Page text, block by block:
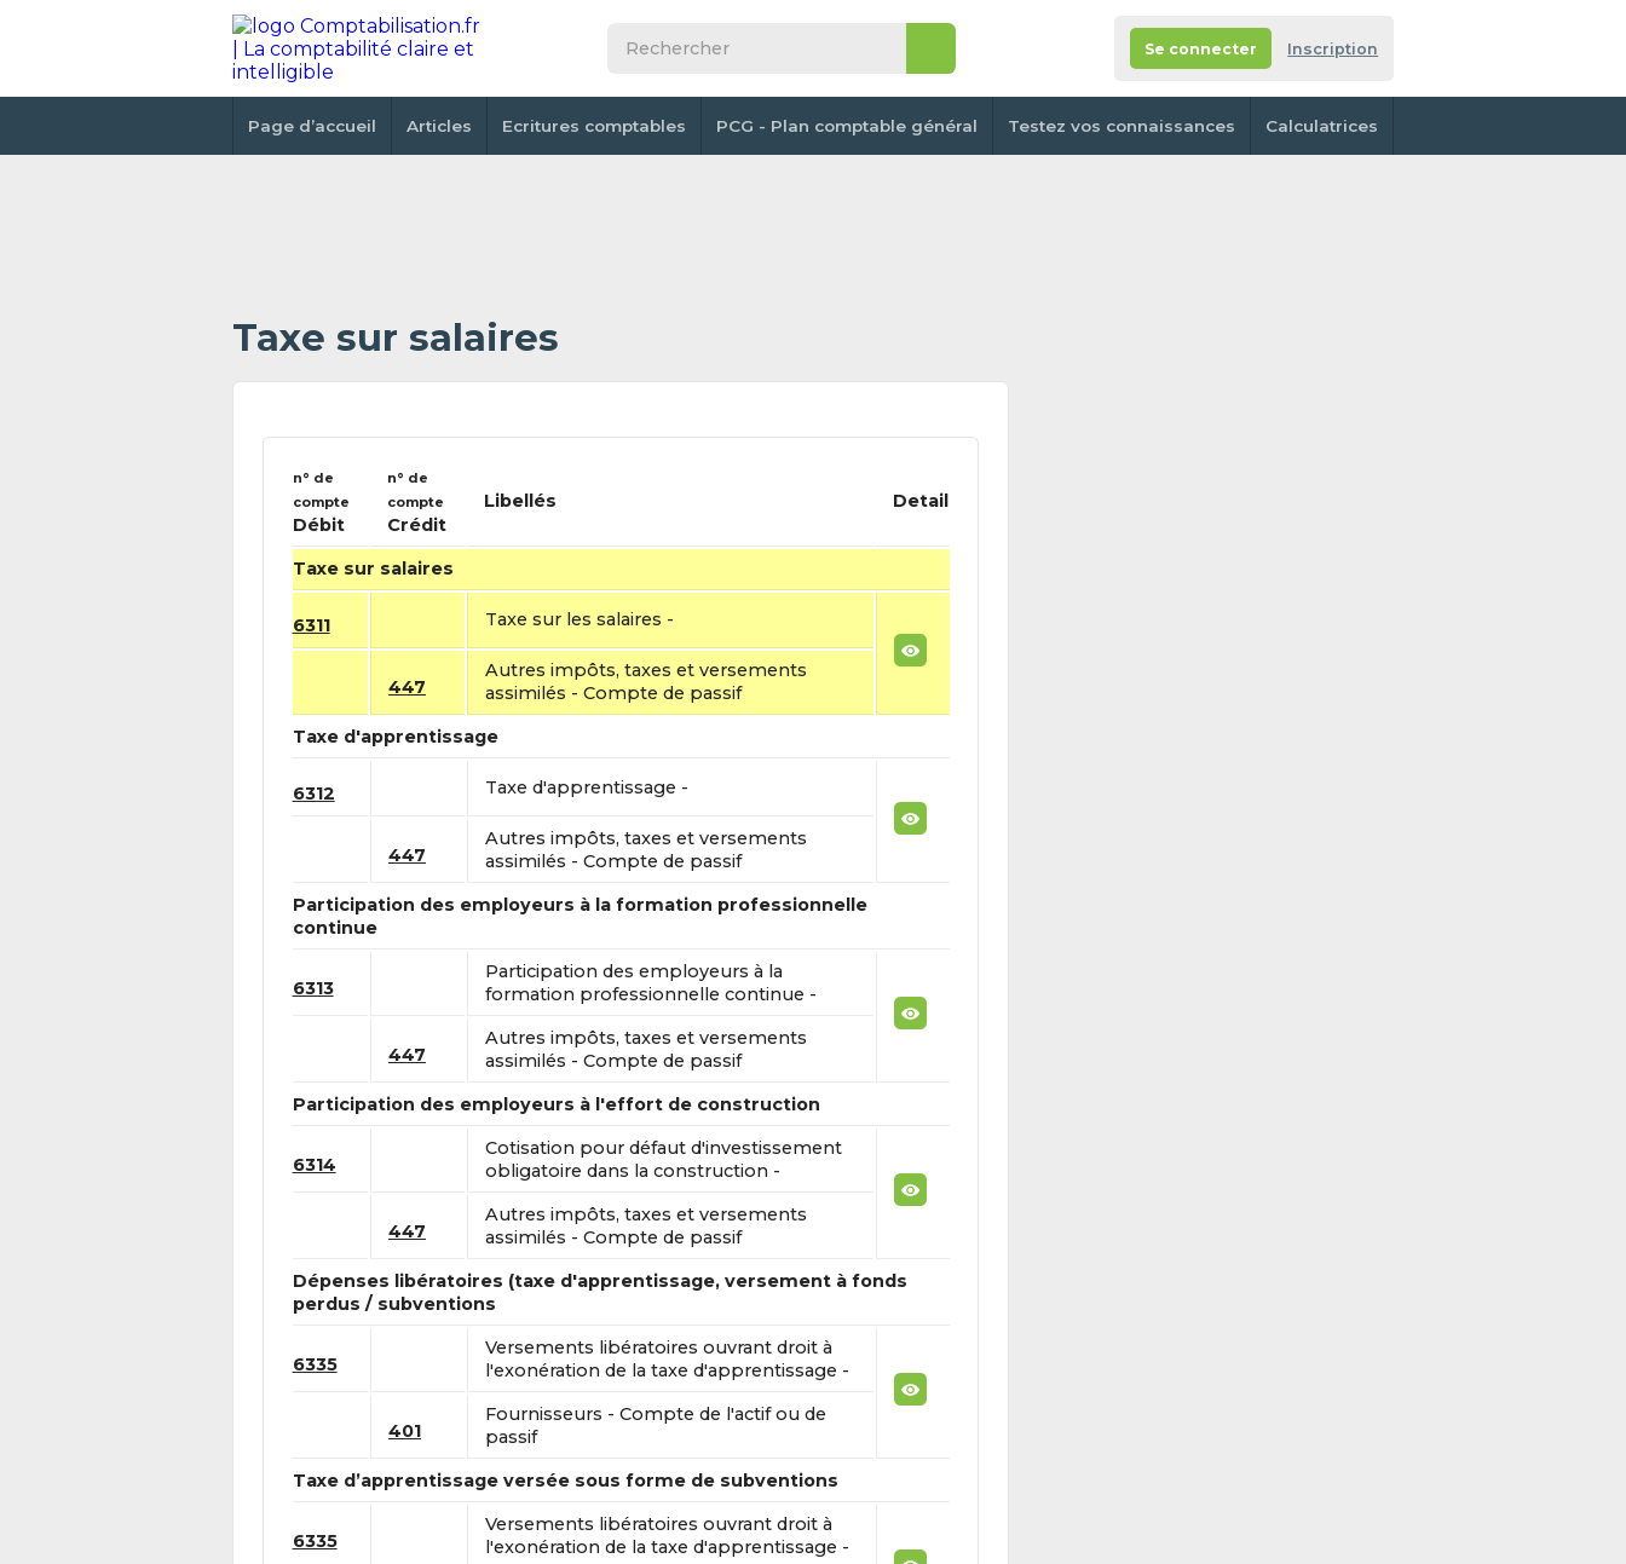
Se connecter Inscription
Page d’accueil Articles Ecritures comptables PCG - Plan comptable général Testez vos connaissances Calculatrices
Taxe sur salaires
n° de
compte
Débit
n° de
compte
Crédit
Libellés Detail
Taxe sur salaires
6311 Taxe sur les salaires -
447
Autres impôts, taxes et versements
assimilés - Compte de passif
Taxe d'apprentissage
6312 Taxe d'apprentissage -
447
Autres impôts, taxes et versements
assimilés - Compte de passif
Participation des employeurs à la formation professionnelle
continue
6313
Participation des employeurs à la
formation professionnelle continue -
447
Autres impôts, taxes et versements
assimilés - Compte de passif
Participation des employeurs à l'effort de construction
6314
Cotisation pour défaut d'investissement
obligatoire dans la construction -
447
Autres impôts, taxes et versements
assimilés - Compte de passif
Dépenses libératoires (taxe d'apprentissage, versement à fonds
perdus / subventions
6335
Versements libératoires ouvrant droit à
l'exonération de la taxe d'apprentissage -
401
Fournisseurs - Compte de l'actif ou de
passif
Taxe d’apprentissage versée sous forme de subventions
6335
Versements libératoires ouvrant droit à
l'exonération de la taxe d'apprentissage -